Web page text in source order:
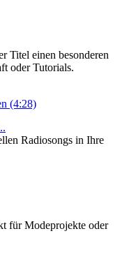
Titel einen besonderen
oder Tutorials.
Radiosongs in Ihre
für Modeprojekte oder